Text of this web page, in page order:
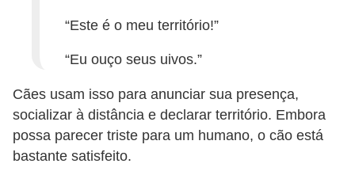
“Este é o meu território!”
“Eu ouço seus uivos.”
Cães usam isso para anunciar sua presença,
socializar à distância e declarar território. Embora
possa parecer triste para um humano, o cão está
bastante satisfeito.